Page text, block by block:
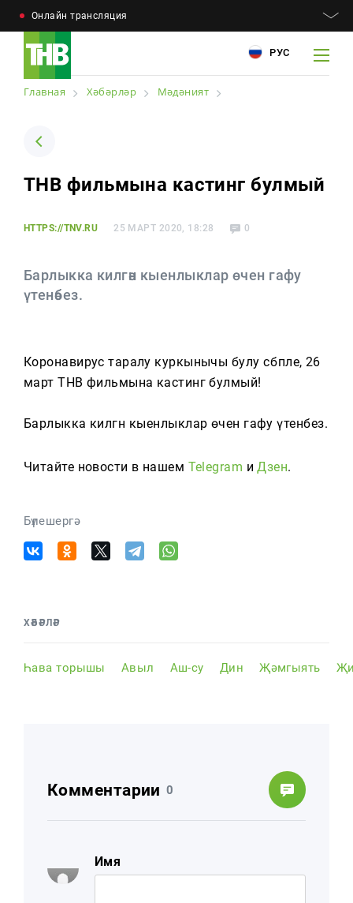
Онлайн трансляция
РУС
Хәбәрләр
Мәкаләләр
Телепрограмма
Тагын
Главная Хәбәрләр Мәдәният
ТНВ фильмына кастинг булмый
HTTPS://TNV.RU 25 МАРТ 2020, 18:28 0
Барлыкка килгән кыенлыклар өчен гафу
үтенәбез.
Коронавирус таралу куркынычы булу сәбәпле, 26
март ТНВ фильмына кастинг булмый!
Барлыкка килгән кыенлыклар өчен гафу үтенәбез.
Читайте новости в нашем Telegram иДзен.
Бүлешергә
ХӘБӘРЛӘР
Һава торышы Авыл Аш-су Дин Җәмгыять
Комментарии 0
Имя